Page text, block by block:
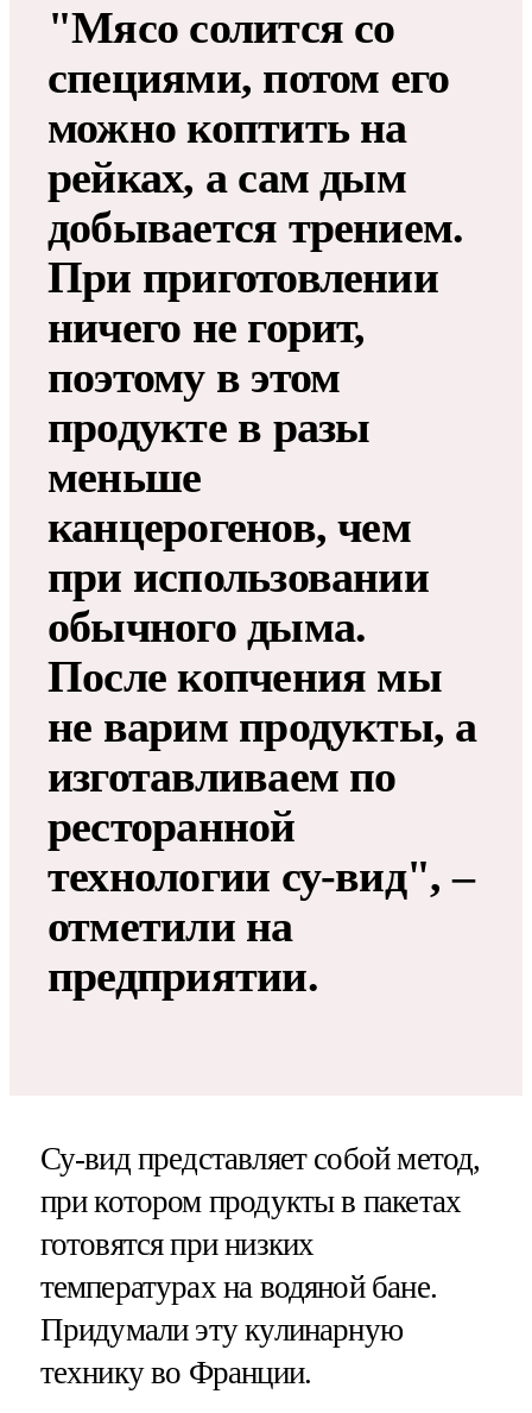
"Мясо солится со
специями, потом его
можно коптить на
рейках, а сам дым
добывается трением.
При приготовлении
ничего не горит,
поэтому в этом
продукте в разы
меньше
канцерогенов, чем
при использовании
обычного дыма.
После копчения мы
не варим продукты, а
изготавливаем по
ресторанной
технологии су-вид", –
отметили на
предприятии.
Су-вид представляет собой метод,
при котором продукты в пакетах
готовятся при низких
температурах на водяной бане.
Придумали эту кулинарную
технику во Франции.